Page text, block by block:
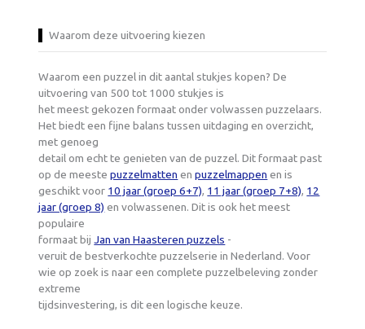
Waarom deze uitvoering kiezen
Waarom een puzzel in dit aantal stukjes kopen? De
uitvoering van 500 tot 1000 stukjes is
het meest gekozen formaat onder volwassen puzzelaars.
Het biedt een fijne balans tussen uitdaging en overzicht,
met genoeg
detail om echt te genieten van de puzzel. Dit formaat past
op de meestepuzzelmatten enpuzzelmappen en is
geschikt voor 10 jaar (groep 6+7), 11 jaar (groep 7+8), 12
jaar (groep 8) en volwassenen. Dit is ook het meest
populaire
formaat bijJan van Haasteren puzzels -
veruit de bestverkochte puzzelserie in Nederland. Voor
wie op zoek is naar een complete puzzelbeleving zonder
extreme
tijdsinvestering, is dit een logische keuze.